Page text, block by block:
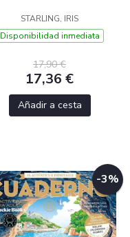
STARLING, IRIS
Disponibilidad inmediata
17,90 €
17,36 €
Añadir a cesta
-3%